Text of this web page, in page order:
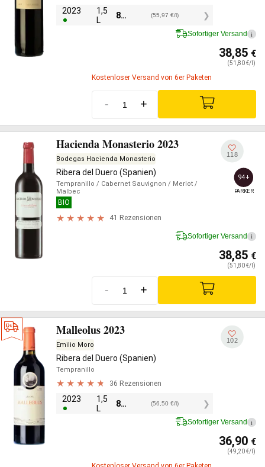
2023
1,5
L
83,95 (55,97 €/l)
Sofortiger Versand i
38,85 €
(51,80 €/l)
Kostenloser Versand von 6er Paketen
- +
Hacienda Monasterio 2023
Bodegas Hacienda Monasterio
Ribera del Duero (Spanien)
Tempranillo / Cabernet Sauvignon / Merlot /
Malbec
BIO
41 Rezensionen
118
94+
PARKER
Sofortiger Versand i
38,85 €
(51,80 €/l)
- +
Malleolus 2023
Emilio Moro
Ribera del Duero (Spanien)
Tempranillo
36 Rezensionen
2023
1,5
L
84,75 (56,50 €/l)
102
Sofortiger Versand i
36,90 €
(49,20 €/l)